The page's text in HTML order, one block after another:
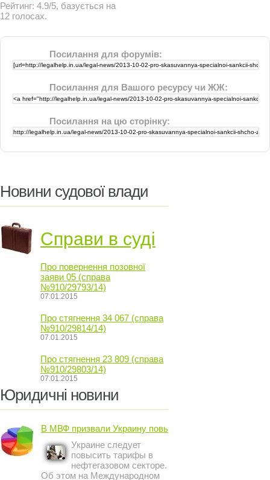
Рейтинг: 4.9/5, базується на
12 голосах.
Посилання для форумів:
Посилання для Вашого ресурсу чи ЖЖ:
Посилання на цю сторінку:
Новини судової влади
Справи в суді
Про повернення позовної
заяви 05 (справа
№910/29793/14)
07.01.2015
Про стягнення 34 067 (справа
№910/29814/14)
07.01.2015
Про стягнення 23 809 (справа
№910/29803/14)
07.01.2015
Юридичні новини
В МВФ призвали Украину повысить ...
Украине следует
повысить тарифы в
нефтегазовом секторе.
Об этом на Международном